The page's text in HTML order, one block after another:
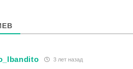
3 лет назад